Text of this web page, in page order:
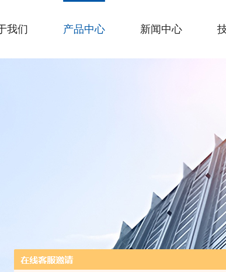
我们 产品中心 新闻中心